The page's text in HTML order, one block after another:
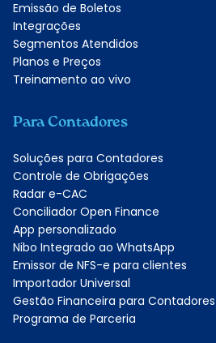
Emissão de Boletos
Integrações
Segmentos Atendidos
Planos e Preços
Treinamento ao vivo
Para Contadores
Soluções para Contadores
Controle de Obrigações
Radar e-CAC
Conciliador Open Finance
App personalizado
Nibo Integrado ao WhatsApp
Emissor de NFS-e para clientes
Importador Universal
Gestão Financeira para Contadores
Programa de Parceria